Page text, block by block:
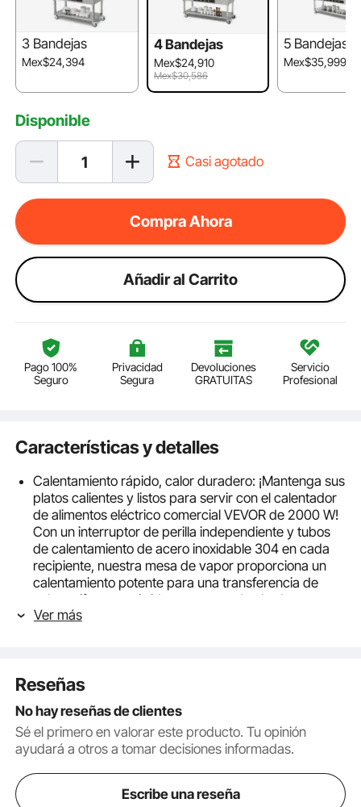
3 Bandejas
Mex$24,394
4 Bandejas
Mex$24,910
Mex$30,586
5 Bandejas
Mex$35,999
Disponible
Casi agotado
Compra Ahora
Añadir al Carrito
Pago 100%
Seguro
Privacidad
Segura
Devoluciones
GRATUITAS
Servicio
Profesional
Características y detalles
Calentamiento rápido, calor duradero: ¡Mantenga sus
platos calientes y listos para servir con el calentador
de alimentos eléctrico comercial VEVOR de 2000 W!
Con un interruptor de perilla independiente y tubos
de calentamiento de acero inoxidable 304 en cada
recipiente, nuestra mesa de vapor proporciona un
calentamiento potente para una transferencia de
calor uniforme y rápida, preservando el sabor
caliente y delicioso de sus alimentos por más tiempo.
4 Recipientes Grandes para Alimentos de 20.6 QT:
¡Sirva hasta 4 platos diferentes simultáneamente en
nuestros 4 espaciosos recipientes para alimentos!
Cada recipiente tiene 5.9 pulgadas de profundidad e
incluye tapa y asa, lo que facilita el acceso a la
comida para sus invitados. Mantenga a sus invitados
satisfechos con verduras al vapor recién hechas,
jugosos hot dogs, tocino crujiente y mucho más.
Ver más
Reseñas
No hay reseñas de clientes
Sé el primero en valorar este producto. Tu opinión
ayudará a otros a tomar decisiones informadas.
Escribe una reseña